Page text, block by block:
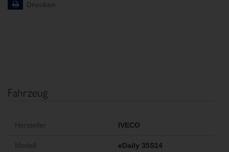
Drucken
Fahrzeug
Hersteller IVECO
Modell eDaily 35S14